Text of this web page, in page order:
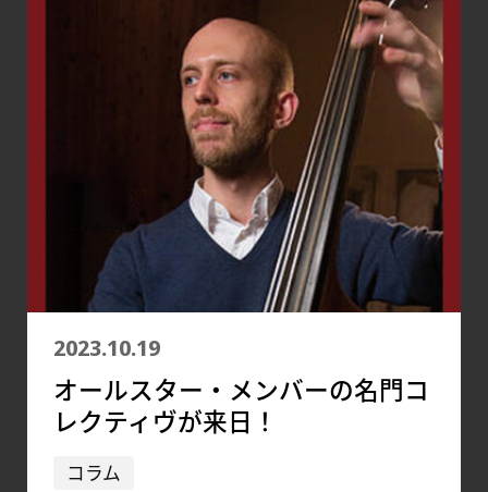
2023.10.19
オールスター・メンバーの名門コ
レクティヴが来日！
コラム